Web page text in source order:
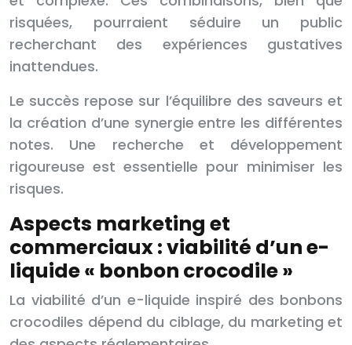
risquées, pourraient séduire un public
recherchant des expériences gustatives
inattendues.
Le succès repose sur l’équilibre des saveurs et
la création d’une synergie entre les différentes
notes. Une recherche et développement
rigoureuse est essentielle pour minimiser les
risques.
Aspects marketing et
commerciaux : viabilité d’un e-
liquide « bonbon crocodile »
La viabilité d’un e-liquide inspiré des bonbons
crocodiles dépend du ciblage, du marketing et